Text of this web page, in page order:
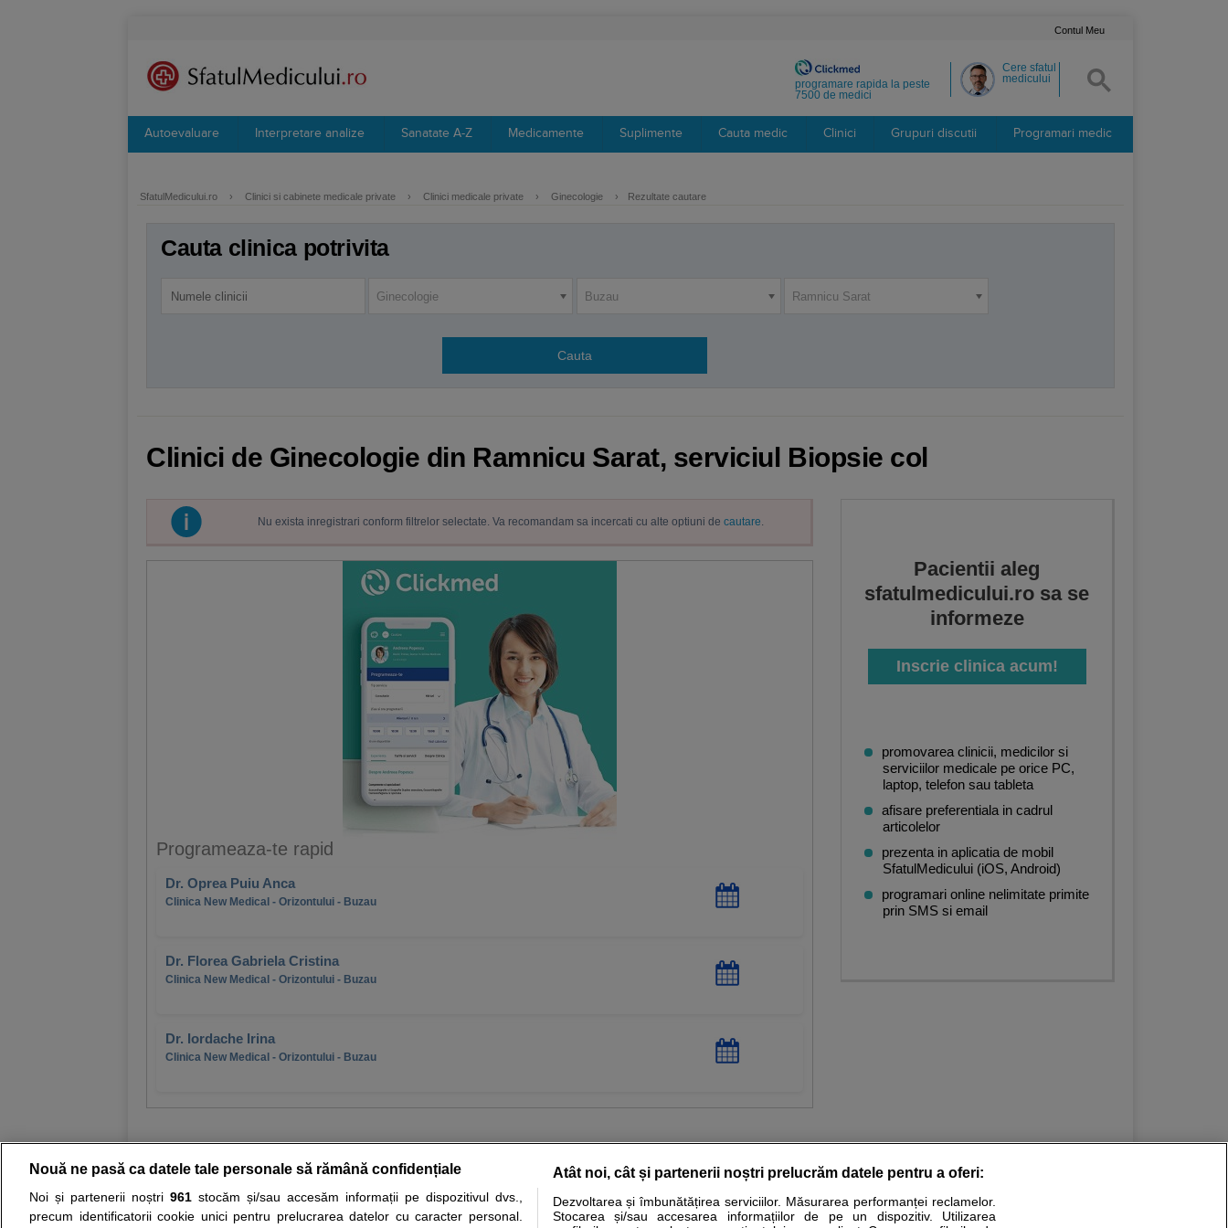
Contul Meu
Cere sfatul
medicului
programare rapida la peste
7500 de medici
Autoevaluare Interpretare analize Sanatate A-Z Medicamente Suplimente Cauta medic Clinici Grupuri discutii Programari medic
SfatulMedicului.ro › Clinici si cabinete medicale private › Clinici medicale private › Ginecologie › Rezultate cautare
Cauta clinica potrivita
Ginecologie Buzau Ramnicu Sarat
Clinici de Ginecologie din Ramnicu Sarat, serviciul Biopsie col
Nu exista inregistrari conform filtrelor selectate. Va recomandam sa incercati cu alte optiuni de cautare.
Programeaza-te rapid
Dr. Oprea Puiu Anca
Clinica New Medical - Orizontului - Buzau
Dr. Florea Gabriela Cristina
Clinica New Medical - Orizontului - Buzau
Dr. Iordache Irina
Clinica New Medical - Orizontului - Buzau
Pacientii aleg
sfatulmedicului.ro sa se
informeze
Inscrie clinica acum!
promovarea clinicii, medicilor si
serviciilor medicale pe orice PC,
laptop, telefon sau tableta
afisare preferentiala in cadrul
articolelor
prezenta in aplicatia de mobil
SfatulMedicului (iOS, Android)
programari online nelimitate primite
prin SMS si email
Resurse: Autoevaluare simptome Interpretare analize Specialitati medicale Boli si afectiuni Calculatoare Stiri medicale
Nouă ne pasă ca datele tale personale să rămână confidențiale
Noi și partenerii noștri 961stocăm și/sau accesăm informații pe dispozitivul dvs.,
precum identificatorii cookie unici pentru prelucrarea datelor cu caracter personal.
Atât noi, cât și partenerii noștri prelucrăm datele pentru a oferi:
Dezvoltarea și îmbunătățirea serviciilor. Măsurarea performanței reclamelor.
Stocarea și/sau accesarea informațiilor de pe un dispozitiv. Utilizarea